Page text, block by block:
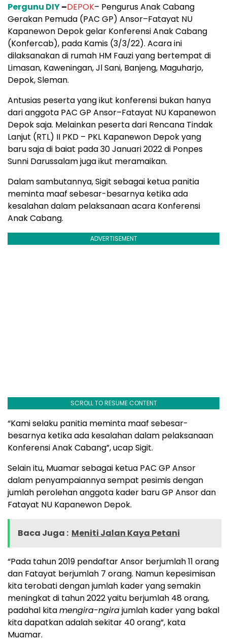
Pergunu DIY–DEPOK– Pengurus Anak Cabang
Gerakan Pemuda (PAC GP) Ansor–Fatayat NU
Kapanewon Depok gelar Konferensi Anak Cabang
(Konfercab), pada Kamis (3/3/22). Acara ini
dilaksanakan di rumah HM Fauzi yang bertempat di
Limasan, Kaweningan, Jl Sani, Banjeng, Maguharjo,
Depok, Sleman.
Antusias peserta yang ikut konferensi bukan hanya
dari anggota PAC GP Ansor–Fatayat NU Kapanewon
Depok saja. Melainkan peserta dari Rencana Tindak
Lanjut (RTL) II PKD – PKL Kapanewon Depok yang
baru saja di baiat pada 30 Januari 2022 di Ponpes
Sunni Darussalam juga ikut meramaikan.
Dalam sambutannya, Sigit sebagai ketua panitia
meminta maaf sebesar-besarnya ketika ada
kesalahan dalam pelaksanaan acara Konferensi
Anak Cabang.
ADVERTISEMENT
SCROLL TO RESUME CONTENT
“Kami selaku panitia meminta maaf sebesar-
besarnya ketika ada kesalahan dalam pelaksanaan
Konferensi Anak Cabang”, ucap Sigit.
Selain itu, Muamar sebagai ketua PAC GP Ansor
dalam penyampaiannya sempat pesimis dengan
jumlah perolehan anggota kader baru GP Ansor dan
Fatayat NU Kapanewon Depok.
Baca Juga : Meniti Jalan Kaya Petani
“Pada tahun 2019 pendaftar Ansor berjumlah 11 orang
dan Fatayat berjumlah 7 orang. Namun kepesimisan
kita terobati dengan jumlah kader yang semakin
meningkat di tahun 2022 yaitu berjumlah 48 orang,
padahal kitamengira-ngirajumlah kader yang bakal
kita dapatkan adalah sekitar 40 orang”, kata
Muamar.